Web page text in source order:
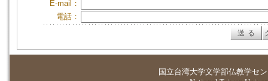
E-mail：
電話：
国立台湾大学文学部仏教学セ